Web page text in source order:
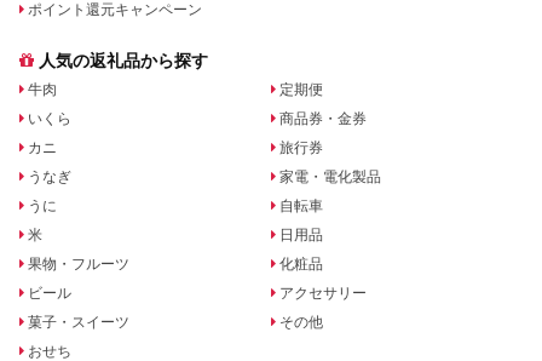
ポイント還元キャンペーン
人気の返礼品から探す
牛肉
いくら
カニ
うなぎ
うに
米
果物・フルーツ
ビール
菓子・スイーツ
おせち
定期便
商品券・金券
旅行券
家電・電化製品
自転車
日用品
化粧品
アクセサリー
その他